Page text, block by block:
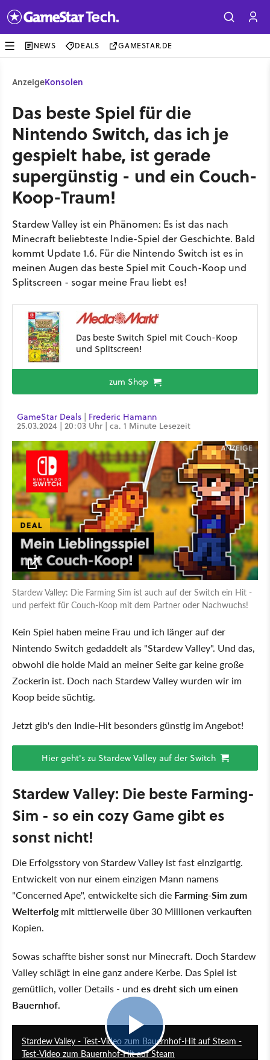
NEWS DEALS GAMESTAR.DE
AnzeigeKonsolen
Das beste Spiel für die
Nintendo Switch, das ich je
gespielt habe, ist gerade
supergünstig - und ein Couch-
Koop-Traum!
Stardew Valley ist ein Phänomen: Es ist das nach
Minecraft beliebteste Indie-Spiel der Geschichte. Bald
kommt Update 1.6. Für die Nintendo Switch ist es in
meinen Augen das beste Spiel mit Couch-Koop und
Splitscreen - sogar meine Frau liebt es!
Das beste Switch Spiel mit Couch-Koop
und Splitscreen!
zum Shop
GameStar Deals | Frederic Hamann
25.03.2024 | 20:03 Uhr | ca. 1 Minute Lesezeit
Stardew Valley: Die Farming Sim ist auch auf der Switch ein Hit -
und perfekt für Couch-Koop mit dem Partner oder Nachwuchs!
Kein Spiel haben meine Frau und ich länger auf der
Nintendo Switch gedaddelt als "Stardew Valley". Und das,
obwohl die holde Maid an meiner Seite gar keine große
Zockerin ist. Doch nach Stardew Valley wurden wir im
Koop beide süchtig.
Jetzt gib's den Indie-Hit besonders günstig im Angebot!
Hier geht's zu Stardew Valley auf der Switch
Stardew Valley: Die beste Farming-
Sim - so ein cozy Game gibt es
sonst nicht!
Die Erfolgsstory von Stardew Valley ist fast einzigartig.
Entwickelt von nur einem einzigen Mann namens
"Concerned Ape", entwickelte sich die Farming-Sim zum
Welterfolgmit mittlerweile über 30 Millionen verkauften
Kopien.
Sowas schaffte bisher sonst nur Minecraft. Doch Stardew
Valley schlägt in eine ganz andere Kerbe. Das Spiel ist
gemütlich, voller Details - und es dreht sich um einen
Bauernhof.
Stardew Valley - Test-Video zum Bauernhof-Hit auf Steam -
Test-Video zum Bauernhof-Hit auf Steam